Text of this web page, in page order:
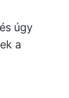
úgy
a